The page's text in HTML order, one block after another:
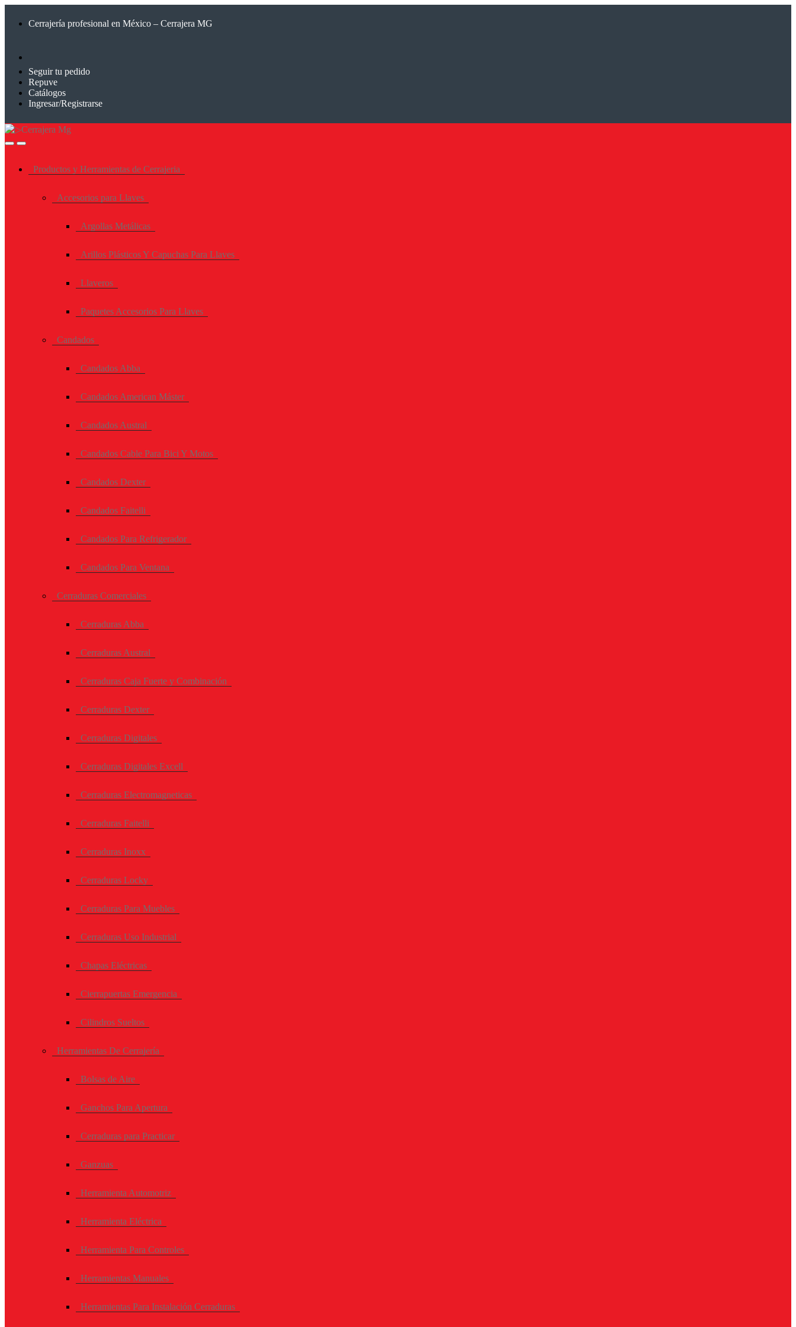
Cerrajería profesional en México – Cerrajera MG
Seguir tu pedido
Repuve
Catálogos
Ingresar/Registrarse
Productos y Herramientas de Cerrajeria
Accesorios para Llaves
Argollas Metálicas
Arillos Plásticos Y Capuchas Para Llaves
Llaveros
Paquetes Accesorios Para Llaves
Candados
Candados Abba
Candados American Máster
Candados Austral
Candados Cable Para Bici Y Motos
Candados Dexter
Candados Faitelli
Candados Para Refrigerador
Candados Para Ventana
Cerraduras Comerciales
Cerraduras Abba
Cerraduras Austral
Cerraduras Caja Fuerte y Combinación
Cerraduras Dexter
Cerraduras Digitales
Cerraduras Digitales Excell
Cerraduras Electromagneticas
Cerraduras Faitelli
Cerraduras Inoxx
Cerraduras Locky
Cerraduras Para Muebles
Cerraduras Uso Industrial
Chapas Eléctricas
Cierrapuertas Emergencia
Cilindros Sueltos
Herramientas De Cerrajería
Bolsas de Aire
Ganchos Para Apertura
Cerraduras para Practicar
Ganzuas
Herramienta Automotriz
Herramienta Eléctrica
Herramienta Para Controles
Herramientas Manuales
Herramientas Para Instalación Cerraduras